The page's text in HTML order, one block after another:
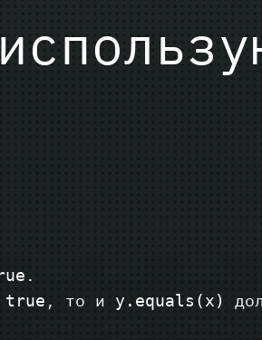
.
true , то и y.equals(x)